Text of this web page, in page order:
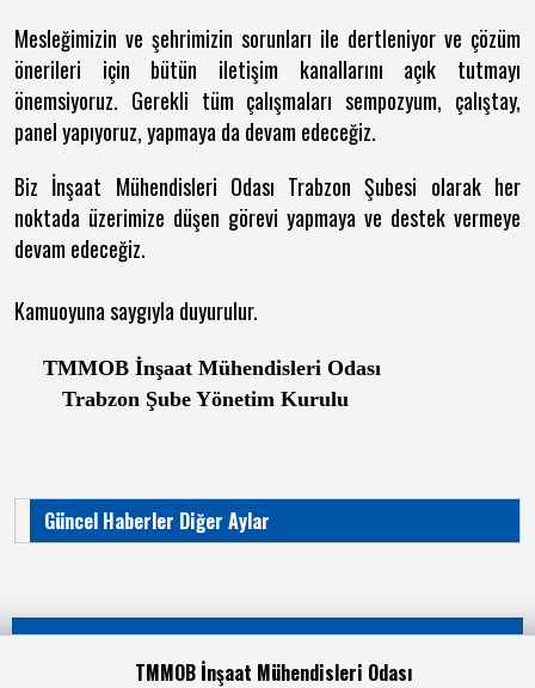
Mesleğimizin ve şehrimizin sorunları ile dertleniyor ve çözüm
önerileri için bütün iletişim kanallarını açık tutmayı
önemsiyoruz. Gerekli tüm çalışmaları sempozyum, çalıştay,
panel yapıyoruz, yapmaya da devam edeceğiz.
Biz İnşaat Mühendisleri Odası Trabzon Şubesi olarak her
noktada üzerimize düşen görevi yapmaya ve destek vermeye
devam edeceğiz.
Kamuoyuna saygıyla duyurulur.
TMMOB İnşaat Mühendisleri Odası
Trabzon Şube Yönetim Kurulu
Güncel Haberler Diğer Aylar
TMMOB İnşaat Mühendisleri Odası